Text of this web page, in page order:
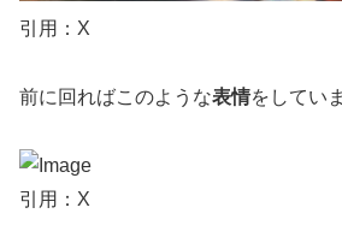
引用：X
前に回ればこのような表情をしてい
引用：X